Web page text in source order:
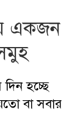
একজন
হচ্ছে
বা সবার